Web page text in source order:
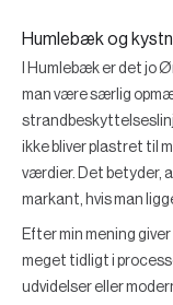
Humlebæk og
I Humlebæk er det jo
man være særlig
ikke bliver plastret til
værdier. Det betyder,
markant, hvis man
Efter min mening
meget tidligt i
udvidelser eller